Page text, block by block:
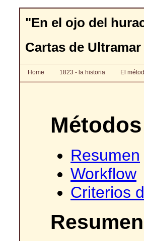
"En el ojo del
Cartas de
Home 1823 - la historia El
Resumen
Workflow
Criterios
Resumen